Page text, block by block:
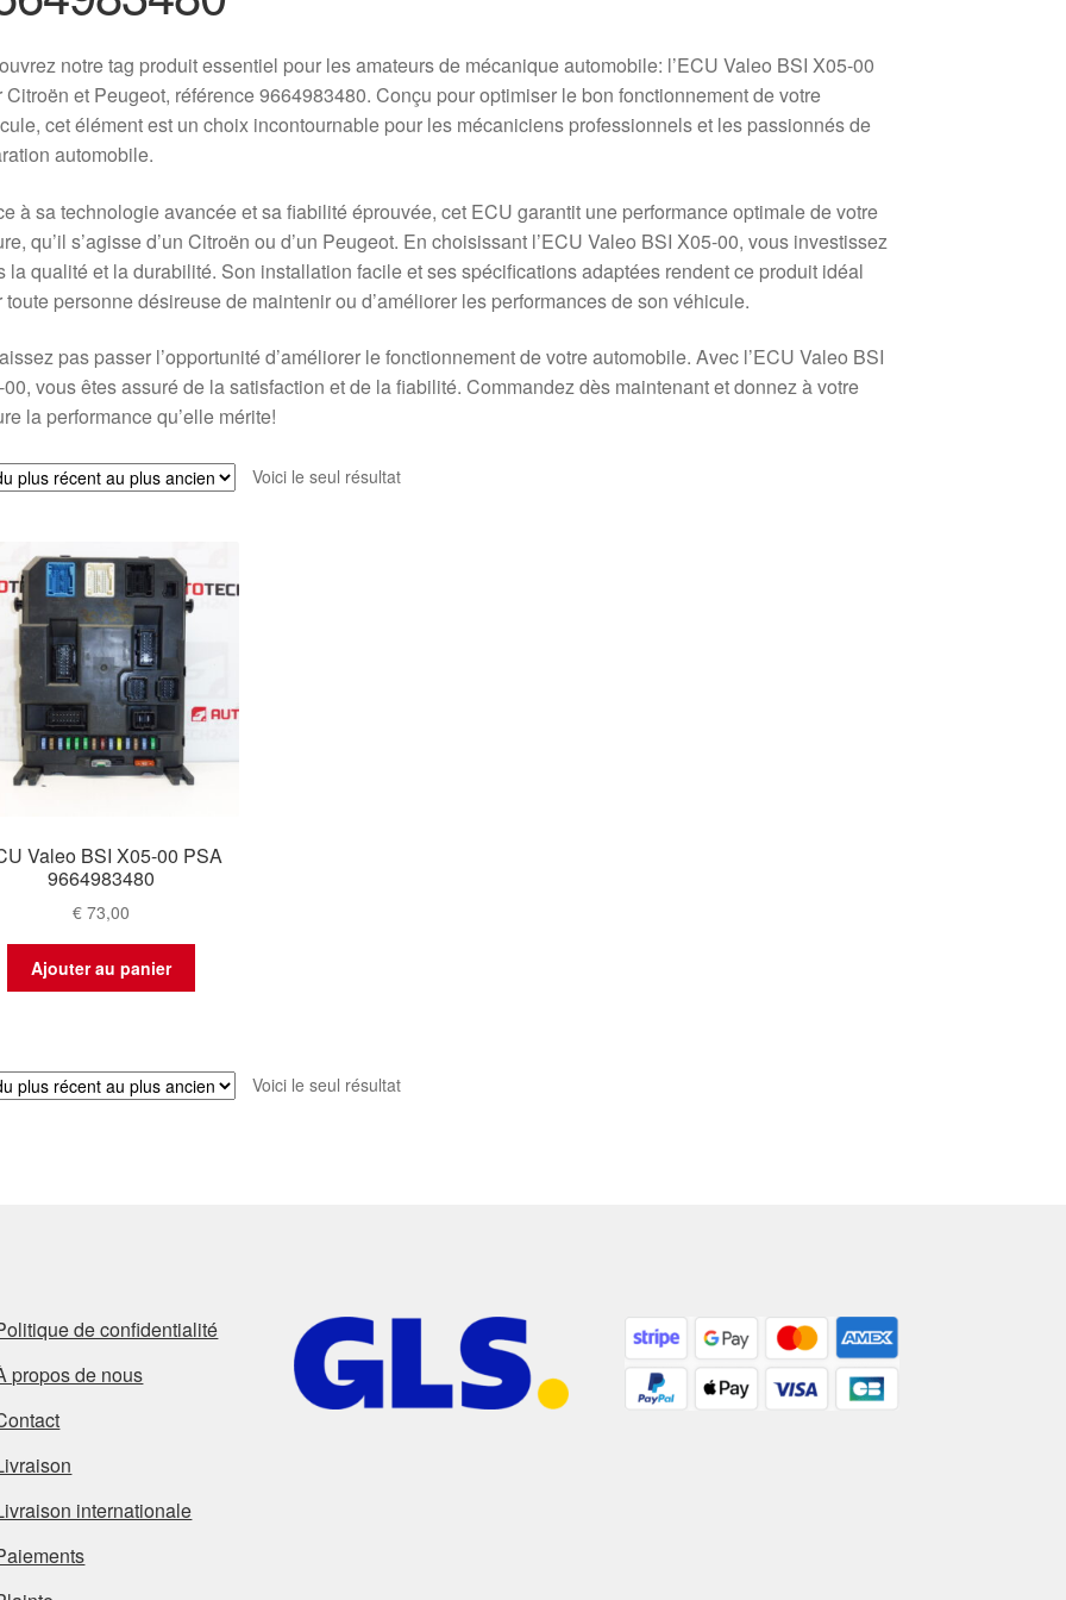
notre tag produit essentiel pour les amateurs de mécanique automobile: l’ECU Valeo BSI X05-00
Citroën et Peugeot, référence 9664983480. Conçu pour optimiser le bon fonctionnement de votre
cet élément est un choix incontournable pour les mécaniciens professionnels et les passionnés de
automobile.
à sa technologie avancée et sa fiabilité éprouvée, cet ECU garantit une performance optimale de votre
qu’il s’agisse d’un Citroën ou d’un Peugeot. En choisissant l’ECU Valeo BSI X05-00, vous investissez
la qualité et la durabilité. Son installation facile et ses spécifications adaptées rendent ce produit idéal
toute personne désireuse de maintenir ou d’améliorer les performances de son véhicule.
pas passer l’opportunité d’améliorer le fonctionnement de votre automobile. Avec l’ECU Valeo BSI
vous êtes assuré de la satisfaction et de la fiabilité. Commandez dès maintenant et donnez à votre
la performance qu’elle mérite!
Voici le seul résultat
Valeo BSI X05-00 PSA
9664983480
€ 73,00
Ajouter au panier
Voici le seul résultat
de confidentialité
propos de nous
internationale